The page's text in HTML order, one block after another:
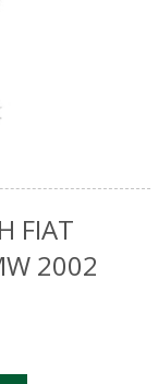
FIAT
2002